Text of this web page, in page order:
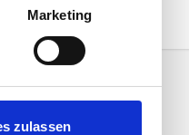
Marketing
zulassen